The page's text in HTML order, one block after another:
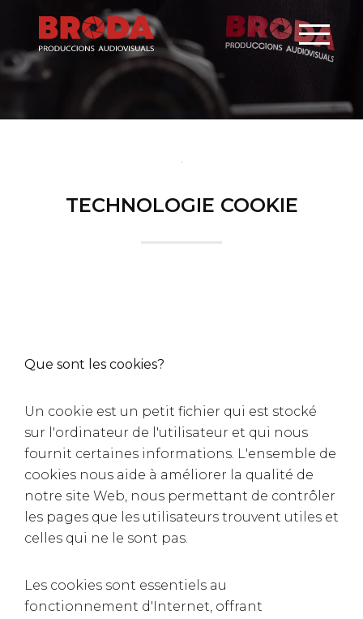
TECHNOLOGIE COOKIE
Que sont les cookies?
Un cookie est un petit fichier qui est stocké
sur l'ordinateur de l'utilisateur et qui nous
fournit certaines informations. L'ensemble de
cookies nous aide à améliorer la qualité de
notre site Web, nous permettant de contrôler
les pages que les utilisateurs trouvent utiles et
celles qui ne le sont pas.
Les cookies sont essentiels au
fonctionnement d'Internet, offrant